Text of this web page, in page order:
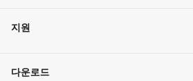
주문 방법
벌크 주문
지원
다운로드